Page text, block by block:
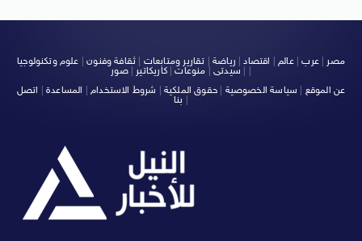
مصر |عرب|عالم| اقتصاد| رياضة تقارير ومتابعات ثقافة وفنون| علوم وتكنولوجيا
سيدتى| منوعات|كاريكاتير |صور
عن الموقع
سياسة الخصوصية حقوق الملكية شروط الاستخدام المساعدة
اتصل
بنا